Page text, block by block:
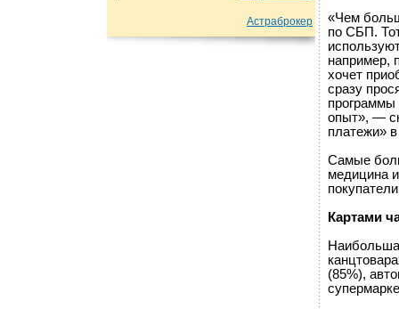
Астраброкер
«Чем
по СБП.
например,
хочет
сразу
программы
опыт», —
платежи»
Самые
медицина
Картами
(85%),